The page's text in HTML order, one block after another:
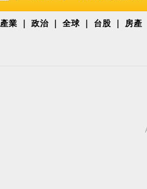
產業 政治 全球 台股 房產